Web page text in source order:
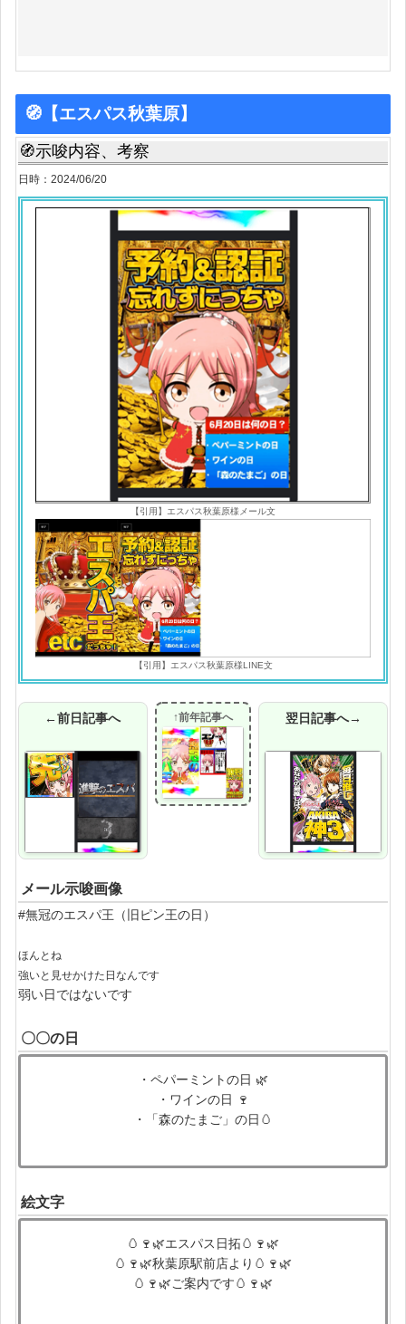
🧭【エスパス秋葉原】
🧭示唆内容、考察
日時：2024/06/20
【引用】エスパス秋葉原様メール文
【引用】エスパス秋葉原様LINE文
←前日記事へ ↑前年記事へ 翌日記事へ→
メール示唆画像
#無冠のエスパ王（旧ピン王の日）
ほんとね
強いと見せかけた日なんです
弱い日ではないです
〇〇の日
・ペパーミントの日 🌿
・ワインの日 🍷
・「森のたまご」の日🥚
絵文字
🥚🍷🌿エスパス日拓🥚🍷🌿
🥚🍷🌿秋葉原駅前店より🥚🍷🌿
🥚🍷🌿ご案内です🥚🍷🌿